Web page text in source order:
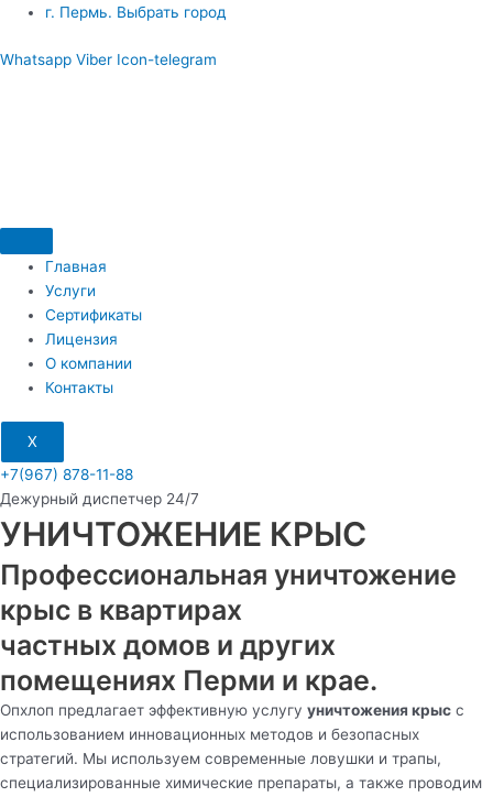
Перейти
содержимому
​г. Пермь. Выбрать город
Whatsapp Viber Icon-telegram
Главная
Услуги
Сертификаты
Лицензия
О компании
Контакты
X
+7(967) 878-11-88
Дежурный диспетчер 24/7
УНИЧТОЖЕНИЕ КРЫС
Профессиональная уничтожение
крыс в квартирах
частных домов и других
помещениях Перми и крае.
Опхлоп предлагает эффективную услугу уничтожения крыс с
использованием инновационных методов и безопасных
стратегий. Мы используем современные ловушки и трапы,
специализированные химические препараты, а также проводим